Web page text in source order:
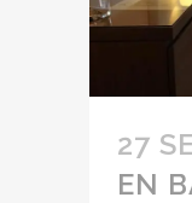
27
EN